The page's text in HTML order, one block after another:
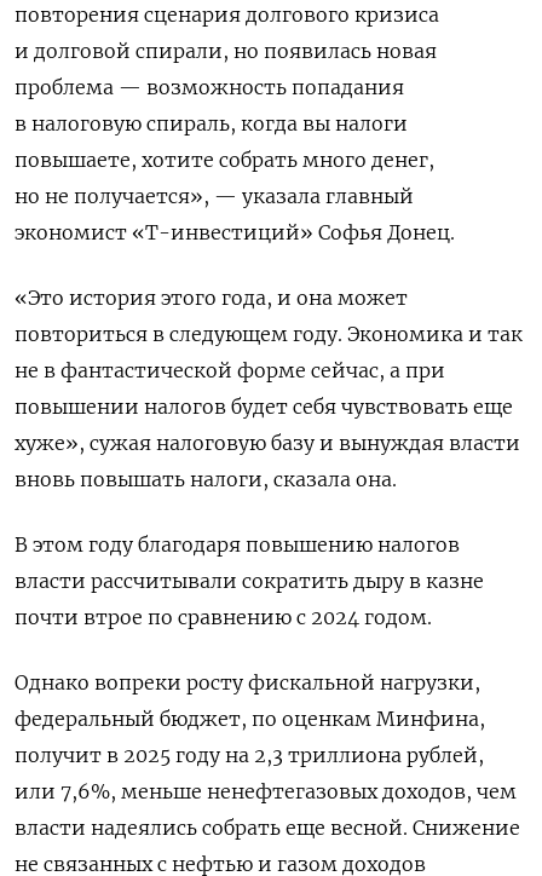
повторения сценария долгового кризиса
и долговой спирали, но появилась новая
проблема — возможность попадания
в налоговую спираль, когда вы налоги
повышаете, хотите собрать много денег,
но не получается», — указала главный
экономист «Т-инвестиций» Софья Донец.
«Это история этого года, и она может
повториться в следующем году. Экономика и так
не в фантастической форме сейчас, а при
повышении налогов будет себя чувствовать еще
хуже», сужая налоговую базу и вынуждая власти
вновь повышать налоги, сказала она.
В этом году благодаря повышению налогов
власти рассчитывали сократить дыру в казне
почти втрое по сравнению с 2024 годом.
Однако вопреки росту фискальной нагрузки,
федеральный бюджет, по оценкам Минфина,
получит в 2025 году на 2,3 триллиона рублей,
или 7,6%, меньше ненефтегазовых доходов, чем
власти надеялись собрать еще весной. Снижение
не связанных с нефтью и газом доходов